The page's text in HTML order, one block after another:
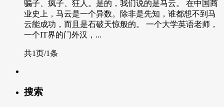
骗子、疯子、狂人。是的，我们说的是马云。 在中国商
业史上，马云是一个异数。除非是先知，谁都想不到马
云能成功，而且是石破天惊般的。 一个大学英语老师，
一个IT界的门外汉，...
共1页/1条
搜索